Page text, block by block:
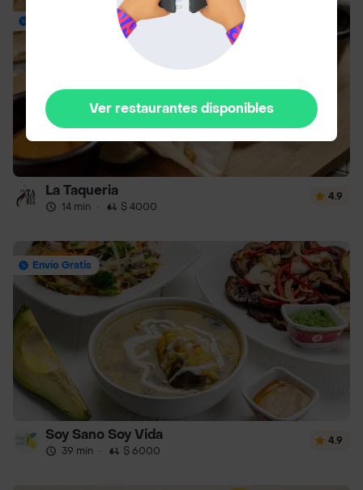
La Taqueria
14 min · $ 4000
4.9
Envío Gratis
Soy Sano Soy Vida
39 min · $ 6000
4.9
Ver restaurantes disponibles